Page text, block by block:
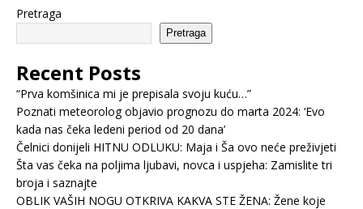
Pretraga
Pretraga
Recent Posts
“Prva komšinica mi je prepisala svoju kuću…”
Poznati meteorolog objavio prognozu do marta 2024: ‘Evo
kada nas čeka ledeni period od 20 dana’
Čelnici donijeli HITNU ODLUKU: Maja i Ša ovo neće preživjeti
Šta vas čeka na poljima ljubavi, novca i uspjeha: Zamislite tri
broja i saznajte
OBLIK VAŠIH NOGU OTKRIVA KAKVA STE ŽENA: Žene koje